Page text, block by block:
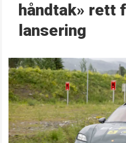
håndtak» rett
lansering